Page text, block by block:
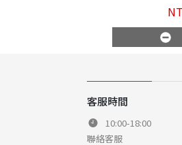
客服時間
10:00-18:00
聯絡客服